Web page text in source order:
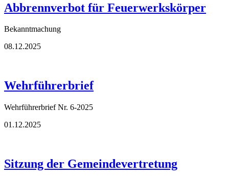
Abbrennverbot für Feuerwerkskörper
Bekanntmachung
08.12.2025
Wehrführerbrief
Wehrführerbrief Nr. 6-2025
01.12.2025
Sitzung der Gemeindevertretung